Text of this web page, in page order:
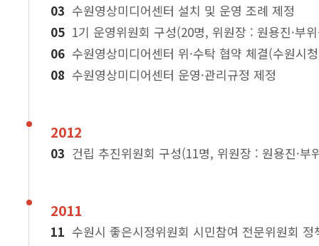
수원영상미디어센터 설치 및 운영 조례 제정
1기 운영위원회 구성(20명, 위원장 : 원용진·부
수원영상미디어센터 위·수탁 협약 체결(수원시
수원영상미디어센터 운영·관리규정 제정
2012
건립 추진위원회 구성(11명, 위원장 : 원용진·부
2011
수원시 좋은시정위원회 시민참여 전문위원회 정